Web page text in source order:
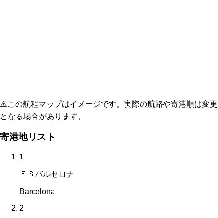
⚠️この航程マップはイメージです。実際の航路や寄港順は変更
となる場合があります。
寄港地リスト
1
🇪🇸バルセロナ
Barcelona
2